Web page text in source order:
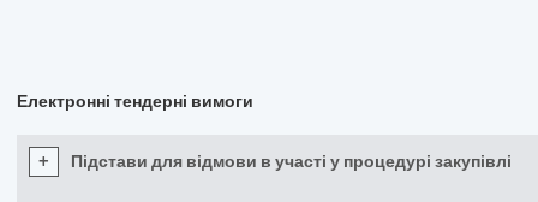
Електронні тендерні вимоги
+ Підстави для відмови в участі у процедурі закупівлі